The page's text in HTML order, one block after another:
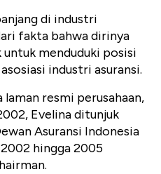
di industri
fakta bahwa dirinya
menduduki posisi
industri asuransi.
resmi perusahaan,
Evelina ditunjuk
Asuransi Indonesia
hingga 2005